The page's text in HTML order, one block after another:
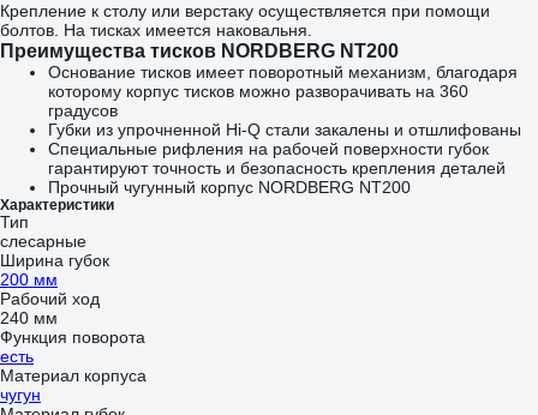
Крепление к столу или верстаку осуществляется при помощи
болтов. На тисках имеется наковальня.
Преимущества тисков NORDBERG NT200
Основание тисков имеет поворотный механизм, благодаря
которому корпус тисков можно разворачивать на 360
градусов
Губки из упрочненной Hi-Q стали закалены и отшлифованы
Специальные рифления на рабочей поверхности губок
гарантируют точность и безопасность крепления деталей
Прочный чугунный корпус NORDBERG NT200
Характеристики
Тип
слесарные
Ширина губок
200 мм
Рабочий ход
240 мм
Функция поворота
есть
Материал корпуса
чугун